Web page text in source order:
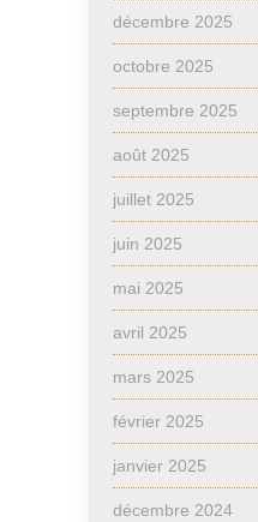
décembre 2025
octobre 2025
septembre 2025
août 2025
juillet 2025
juin 2025
mai 2025
avril 2025
mars 2025
février 2025
janvier 2025
décembre 2024